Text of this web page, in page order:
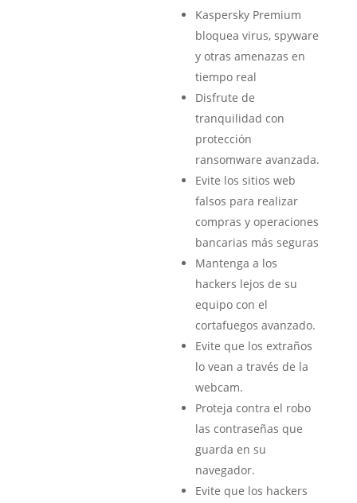
Kaspersky Premium
bloquea virus, spyware
y otras amenazas en
tiempo real
Disfrute de
tranquilidad con
protección
ransomware avanzada.
Evite los sitios web
falsos para realizar
compras y operaciones
bancarias más seguras
Mantenga a los
hackers lejos de su
equipo con el
cortafuegos avanzado.
Evite que los extraños
lo vean a través de la
webcam.
Proteja contra el robo
las contraseñas que
guarda en su
navegador.
Evite que los hackers